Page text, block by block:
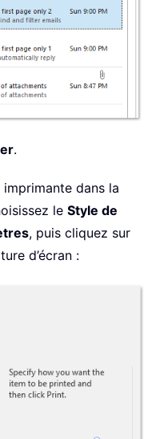
.
dans la
le Style de
, puis cliquez sur
d’écran :